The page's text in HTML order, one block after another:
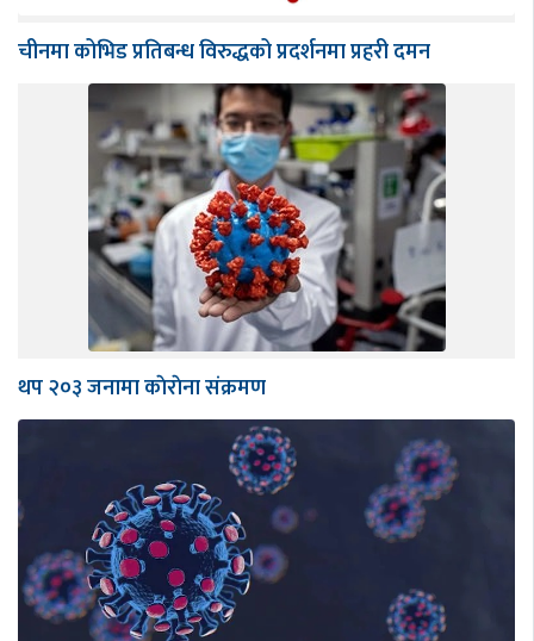
चीनमा कोभिड प्रतिबन्ध विरुद्धको प्रदर्शनमा प्रहरी दमन
थप २०३ जनामा काेराेना संक्रमण